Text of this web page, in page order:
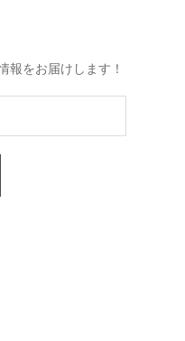
報をお届けします！